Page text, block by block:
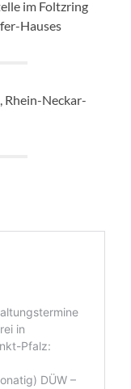
im Foltzring
Hauses
Rhein-Neckar-